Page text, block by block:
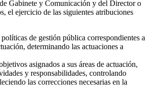
Gabinete y Comunicación y del Director o
el ejercicio de las siguientes atribuciones
de gestión pública correspondientes a
determinando las actuaciones a
asignados a sus áreas de actuación,
y responsabilidades, controlando
las correcciones necesarias en la